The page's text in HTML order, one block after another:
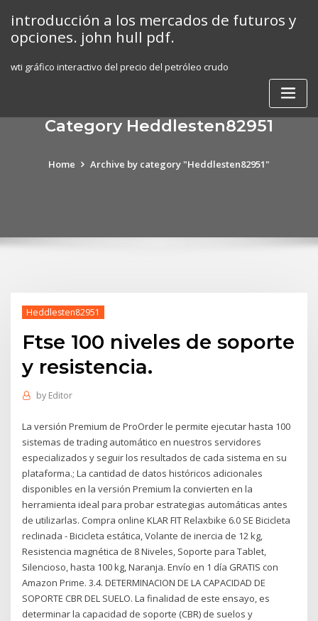
content
introducción a los mercados de futuros y
opciones. john hull pdf.
wti gráfico interactivo del precio del petróleo crudo
Category Heddlesten82951
Home Archive by category "Heddlesten82951"
Heddlesten82951
Ftse 100 niveles de soporte
y resistencia.
by Editor
La versión Premium de ProOrder le permite ejecutar hasta 100
sistemas de trading automático en nuestros servidores
especializados y seguir los resultados de cada sistema en su
plataforma.; La cantidad de datos históricos adicionales
disponibles en la versión Premium la convierten en la
herramienta ideal para probar estrategias automáticas antes
de utilizarlas. Compra online KLAR FIT Relaxbike 6.0 SE Bicicleta
reclinada - Bicicleta estática, Volante de inercia de 12 kg,
Resistencia magnética de 8 Niveles, Soporte para Tablet,
Silencioso, hasta 100 kg, Naranja. Envío en 1 día GRATIS con
Amazon Prime. 3.4. DETERMINACION DE LA CAPACIDAD DE
SOPORTE CBR DEL SUELO. La finalidad de este ensayo, es
determinar la capacidad de soporte (CBR) de suelos y